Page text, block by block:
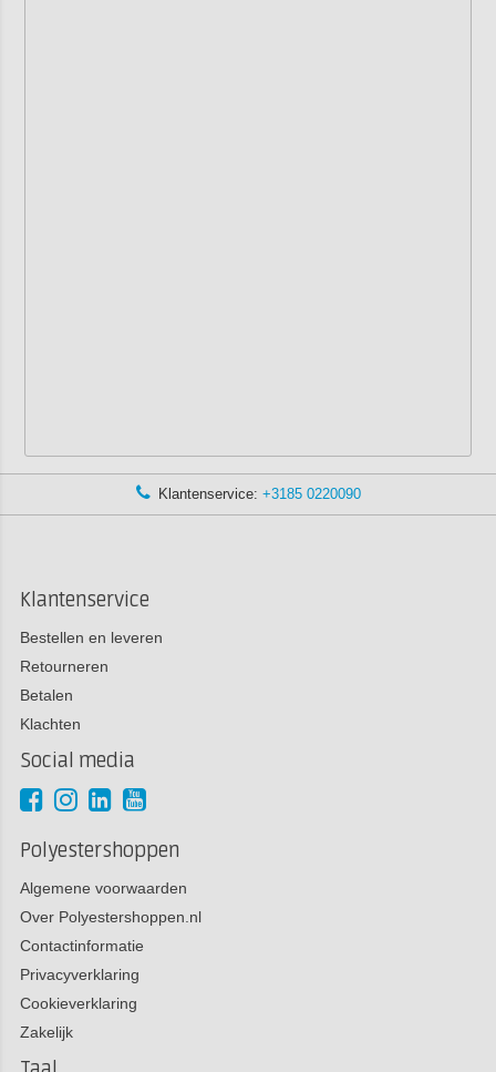
Klantenservice: +3185 0220090
Klantenservice
Bestellen en leveren
Retourneren
Betalen
Klachten
Social media
Polyestershoppen
Algemene voorwaarden
Over Polyestershoppen.nl
Contactinformatie
Privacyverklaring
Cookieverklaring
Zakelijk